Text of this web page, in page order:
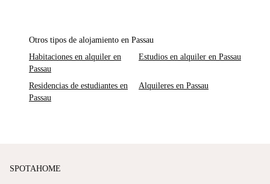
Otros tipos de alojamiento en Passau
Habitaciones en alquiler en
Passau
Estudios en alquiler en Passau
Residencias de estudiantes en
Passau
Alquileres en Passau
SPOTAHOME